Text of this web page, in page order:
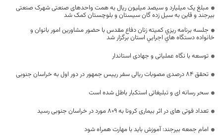
مبلغ یک میلیارد و سیصد میلیون ریال به همت واحد‌های صنعتی شهرک صنعتی
بیرجند و قاین به سیل زده گان سیستان و بلوچستان کمک شد
جلسه برنامه ریزي کميته زنان دفاع مقدس با حضور مشاورين امور بانوان و
خانواده دستگاه هاي اجرايي استان برگزار شد
توسعه با نگاه عملیاتی و جهادی استاندار
تحقق ۸۴ درصدی مصوبات ریالی سفر رییس جمهور در دور اول به خراسان جنوبی
سحر رسانه ای و تبلیغاتی استکبار باطل شده است
تعداد فوتی های در اثر بیماری کرونا به 809 مورد در خراسان جنوبی رسید
امام جمعه بیرجند: آموزش باید با مهارت همراه شود